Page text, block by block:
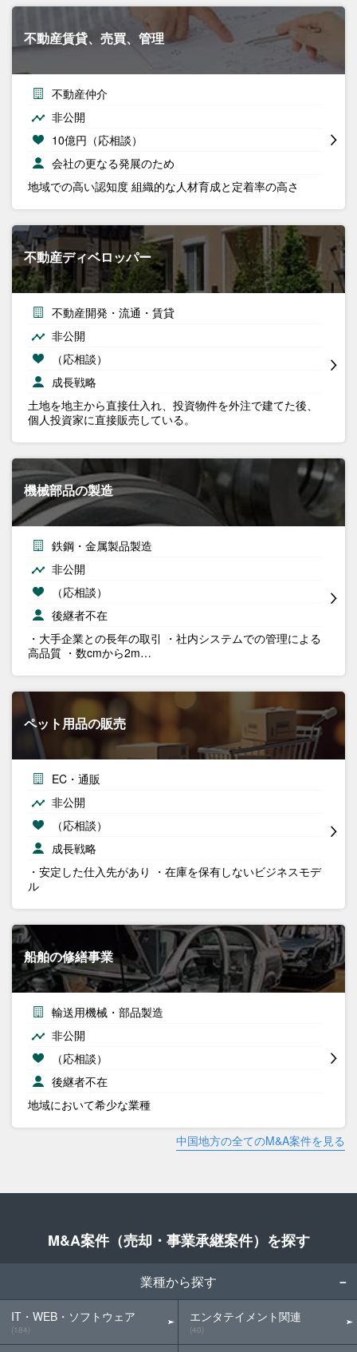
不動産賃貸、売買、管理
不動産仲介
非公開
10億円（応相談）
会社の更なる発展のため
地域での高い認知度 組織的な人材育成と定着率の高さ
不動産ディベロッパー
不動産開発・流通・賃貸
非公開
（応相談）
成長戦略
土地を地主から直接仕入れ、投資物件を外注で建てた後、
個人投資家に直接販売している。
機械部品の製造
鉄鋼・金属製品製造
非公開
（応相談）
後継者不在
・大手企業との長年の取引 ・社内システムでの管理による
高品質 ・数cmから2m…
ペット用品の販売
EC・通販
非公開
（応相談）
成長戦略
・安定した仕入先があり ・在庫を保有しないビジネスモデ
ル
船舶の修繕事業
輸送用機械・部品製造
非公開
（応相談）
後継者不在
地域において希少な業種
中国地方の全てのM&A案件を見る
M&A案件（売却・事業承継案件）を探す
業種から探す
IT・WEB・ソフトウェア
(184)
エンタテイメント関連
(40)